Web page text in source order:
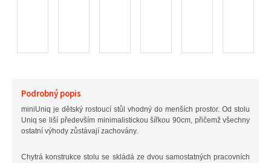
Podrobný popis
miniUniq je dětský rostoucí stůl vhodný do menších prostor. Od stolu
Uniq se liší především minimalistickou šířkou 90cm, přičemž všechny
ostatní výhody zůstávají zachovány.
Chytrá konstrukce stolu se skládá ze dvou samostatných pracovních